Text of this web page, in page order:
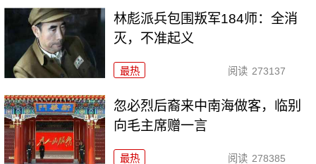
林彪派兵包围叛军184师：全消
灭，不准起义
最热 阅读 273137
忽必烈后裔来中南海做客，临别
向毛主席赠一言
最热 阅读 278385